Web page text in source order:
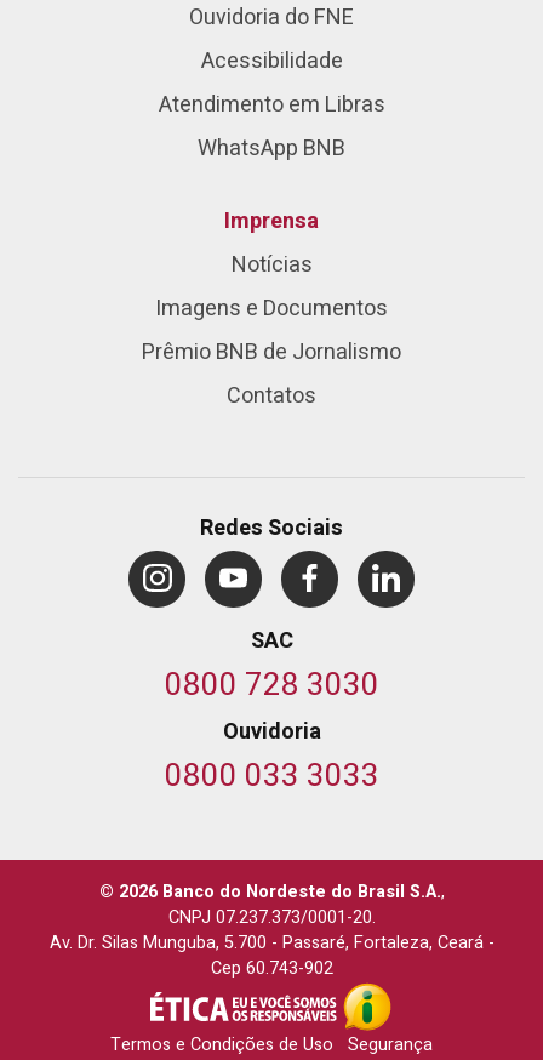
Ouvidoria do FNE
Acessibilidade
Atendimento em Libras
WhatsApp BNB
Imprensa
Notícias
Imagens e Documentos
Prêmio BNB de Jornalismo
Contatos
Redes Sociais
SAC
0800 728 3030
Ouvidoria
0800 033 3033
© 2026 Banco do Nordeste do Brasil S.A.,
CNPJ 07.237.373/0001-20.
Av. Dr. Silas Munguba, 5.700 - Passaré, Fortaleza, Ceará-
Cep 60.743-902
Termos e Condições de Uso
Segurança